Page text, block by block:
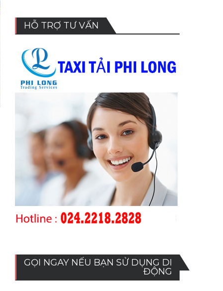
HỖ TRỢ TƯ VẤN
GỌI NGAY NẾU BẠN SỬ DỤNG DI
ĐỘNG